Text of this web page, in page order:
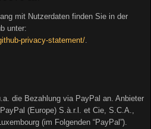
mit Nutzerdaten finden Sie in der
unter:
privacy-statement/
die Bezahlung via PayPal an. Anbieter
(Europe) S.à.r.l. et Cie, S.C.A.,
(im Folgenden “PayPal”).